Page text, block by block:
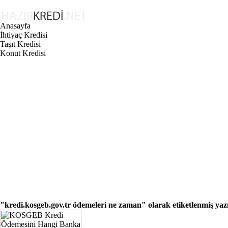
Anasayfa
İhtiyaç Kredisi
Taşıt Kredisi
Konut Kredisi
"kredi.kosgeb.gov.tr ödemeleri ne zaman" olarak etiketlenmiş